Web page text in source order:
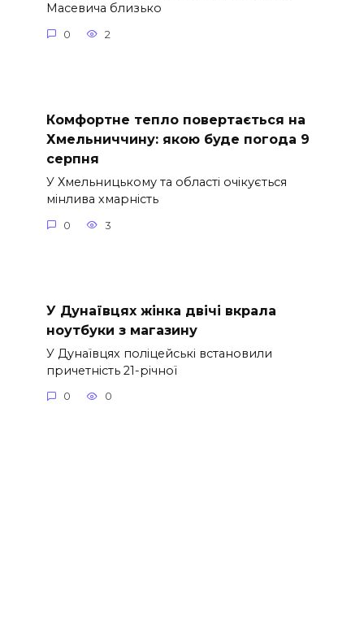
Масевича близько
0 2
Комфортне тепло повертається на
Хмельниччину: якою буде погода 9
серпня
У Хмельницькому та області очікується
мінлива хмарність
0 3
У Дунаївцях жінка двічі вкрала
ноутбуки з магазину
У Дунаївцях поліцейські встановили
причетність 21-річної
0 0